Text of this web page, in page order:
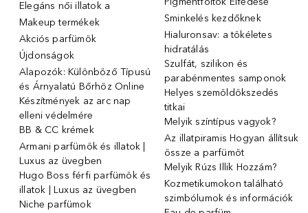
Elegáns női illatok ️a
Makeup termékek
Akciós parfümök
Újdonságok
Alapozók: Különböző Típusú
és Árnyalatú Bőrhöz Online
Készítmények az arc nap
elleni védelmére
BB & CC krémek
Armani parfümök és illatok |
Luxus az üvegben
Hugo Boss férfi parfümök és
illatok | Luxus az üvegben
Niche parfümok
Sminkelés kezdőknek
Hialuronsav: a tökéletes
hidratálás
Szulfát, szilikon és
parabénmentes samponok
Helyes szemöldökszedés
titkai
Melyik színtípus vagyok?
Az illatpiramis Hogyan állítsuk
össze a parfümöt
Melyik Rúzs Illik Hozzám?
Kozmetikumokon található
szimbólumok és információk